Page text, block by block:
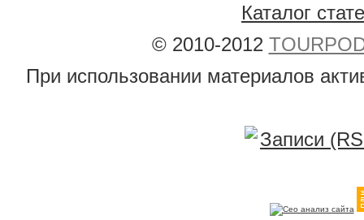
Каталог
© 2010-2012
При использовании материалов
Записи